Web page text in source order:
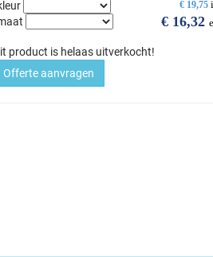
€ 19,75
€ 16,32
product is helaas uitverkocht!
Offerte aanvragen